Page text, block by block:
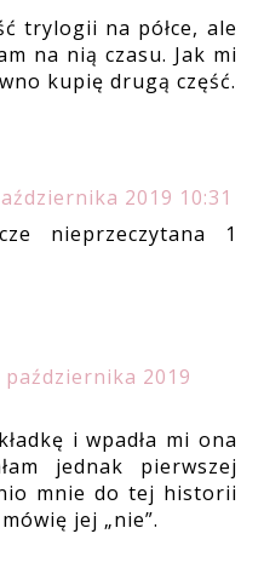
trylogii na półce, ale
na nią czasu. Jak mi
kupię drugą część.
2019 10:31
nieprzeczytana 1
października 2019
i wpadła mi ona
jednak pierwszej
mnie do tej historii
jej „nie”.